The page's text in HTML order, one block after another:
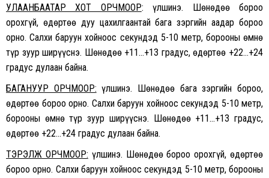
УЛААНБААТАР ХОТ ОРЧМООР: Үүлшинэ. Шөнөдөө бороо
орохгүй, өдөртөө дуу цахилгаантай бага зэргийн аадар бороо
орно. Салхи баруун хойноос секундэд 5-10 метр, борооны өмнө
түр зуур ширүүснэ. Шөнөдөө +11…+13 градус, өдөртөө +22…+24
градус дулаан байна.
БАГАНУУР ОРЧМООР: Үүлшинэ. Шөнөдөө бага зэргийн бороо,
өдөртөө бороо орно. Салхи баруун хойноос секундэд 5-10 метр,
борооны өмнө түр зуур ширүүснэ. Шөнөдөө +11…+13 градус,
өдөртөө +22…+24 градус дулаан байна.
ТЭРЭЛЖ ОРЧМООР: Үүлшинэ. Шөнөдөө бороо орохгүй, өдөртөө
бороо орно. Салхи баруун хойноос секундэд 5-10 метр, борооны